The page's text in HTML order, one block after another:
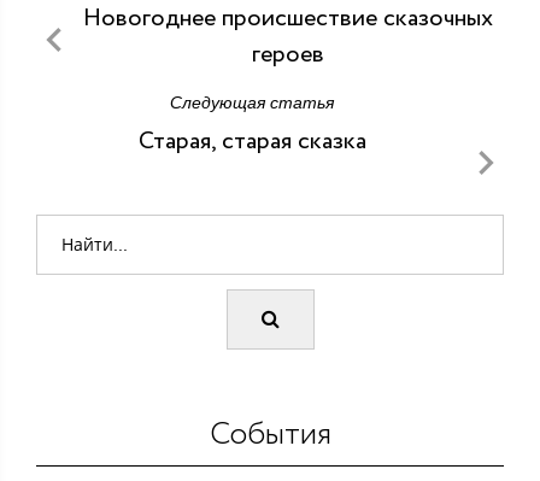
Новогоднее происшествие сказочных
героев
Следующая статья
Старая, старая сказка
События